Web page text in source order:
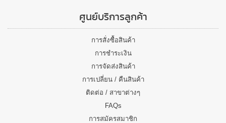
ศูนย์บริการลูกค้า
การสั่งซื้อสินค้า
การชำระเงิน
การจัดส่งสินค้า
การเปลี่ยน / คืนสินค้า
ติดต่อ / สาขาต่างๆ
FAQs
การสมัครสมาชิก